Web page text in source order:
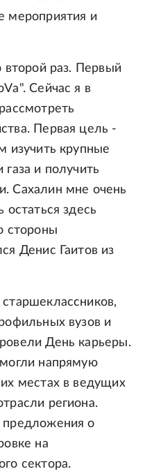
мероприятия и
второй раз. Первый
Сейчас я в
Первая цель -
изучить крупные
и получить
Сахалин мне очень
остаться здесь
стороны
Денис Гаитов из
вузов и
День карьеры.
напрямую
местах в ведущих
региона.
предложения о
на
сектора.